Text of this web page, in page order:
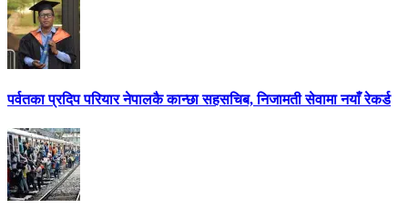
पर्वतका प्रदिप परियार नेपालकै कान्छा सहसचिब, निजामती सेवामा नयाँ रेकर्ड